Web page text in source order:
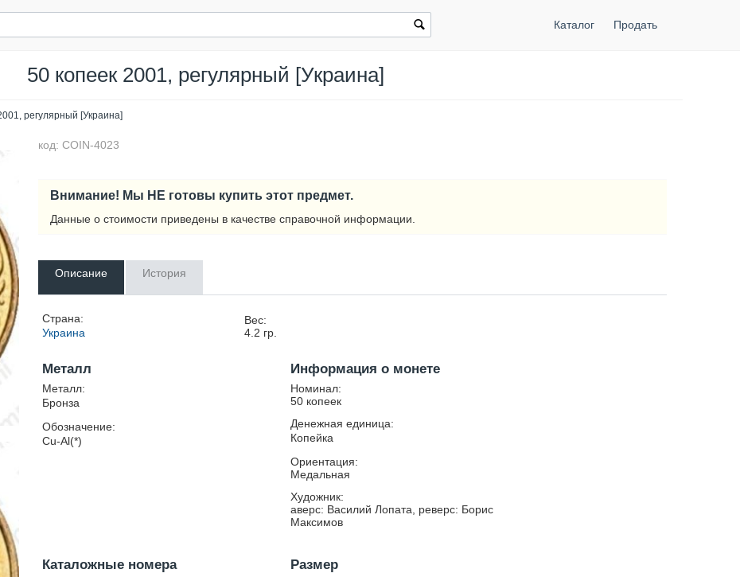
Каталог Продать
50 копеек 2001, регулярный [Украина]
регулярный [Украина]
код: COIN-4023
Внимание! Мы НЕ готовы купить этот предмет.
Данные о стоимости приведены в качестве справочной информации.
Описание История
Страна:
Украина
Вес:
4.2 гр.
Металл
Металл:
Бронза
Обозначение:
Cu-Al(*)
Информация о монете
Номинал:
50 копеек
Денежная единица:
Копейка
Ориентация:
Медальная
Художник:
аверс: Василий Лопата, реверс: Борис
Максимов
Каталожные номера Размер